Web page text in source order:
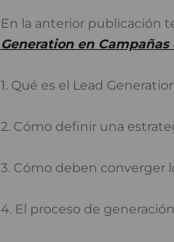
En la anterior publicación
Generation en
1. Qué es el Lead
2. Cómo definir una
3. Cómo deben converger
4. El proceso de